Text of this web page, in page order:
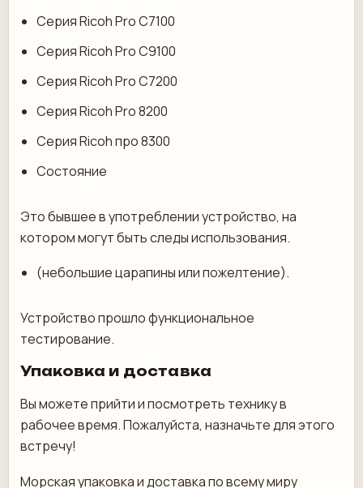
Серия Ricoh Pro C7100
Серия Ricoh Pro C9100
Серия Ricoh Pro C7200
Серия Ricoh Pro 8200
Серия Ricoh про 8300
Состояние
Это бывшее в употреблении устройство, на
котором могут быть следы использования.
(небольшие царапины или пожелтение).
Устройство прошло функциональное
тестирование.
Упаковка и доставка
Вы можете прийти и посмотреть технику в
рабочее время. Пожалуйста, назначьте для этого
встречу!
Морская упаковка и доставка по всему миру